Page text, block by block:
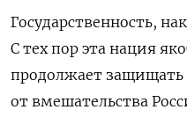
Государственность,
С тех пор эта нация
продолжает защищать
от вмешательства